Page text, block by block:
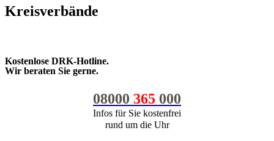
Kreisverbände
Kostenlose DRK-Hotline.
Wir beraten Sie gerne.
08000 365 000
Infos für Sie kostenfrei
rund um die Uhr